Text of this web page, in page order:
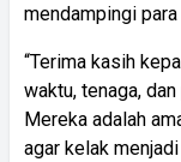
mendampingi
“Terima kasih
waktu, tenaga,
Mereka adalah
agar kelak